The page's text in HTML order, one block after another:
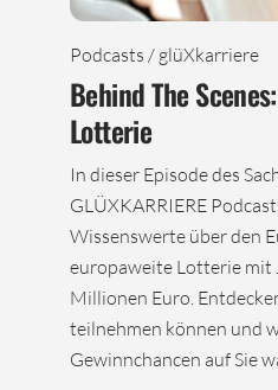
Podcasts / glüXkarriere
Behind The
Lotterie
In dieser Episode des
GLÜXKARRIERE
Wissenswerte über den
europaweite Lotterie mit
Millionen Euro.
teilnehmen können und
Gewinnchancen auf Sie